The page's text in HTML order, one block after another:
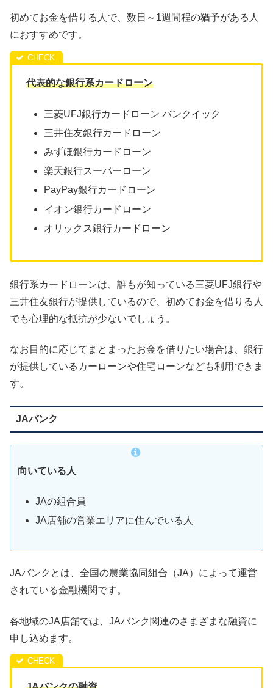
初めてお金を借りる人で、数日～1週間程の猶予がある人
におすすめです。
代表的な銀行系カードローン
三菱UFJ銀行カードローン バンクイック
三井住友銀行カードローン
みずほ銀行カードローン
楽天銀行スーパーローン
PayPay銀行カードローン
イオン銀行カードローン
オリックス銀行カードローン
銀行系カードローンは、誰もが知っている三菱UFJ銀行や
三井住友銀行が提供しているので、初めてお金を借りる人
でも心理的な抵抗が少ないでしょう。
なお目的に応じてまとまったお金を借りたい場合は、銀行
が提供しているカーローンや住宅ローンなども利用できま
す。
JAバンク
向いている人
JAの組合員
JA店舗の営業エリアに住んでいる人
JAバンクとは、全国の農業協同組合（JA）によって運営
されている金融機関です。
各地域のJA店舗では、JAバンク関連のさまざまな融資に
申し込めます。